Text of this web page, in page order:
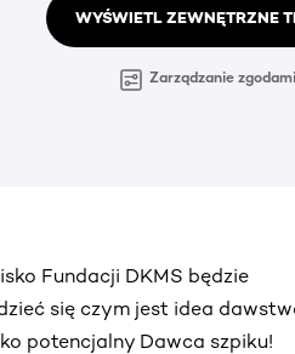
WYŚWIETL ZEWNĘTRZNE
Zarządzanie zgodami
Fundacji DKMS będzie
się czym jest idea
potencjalny Dawca szpiku!